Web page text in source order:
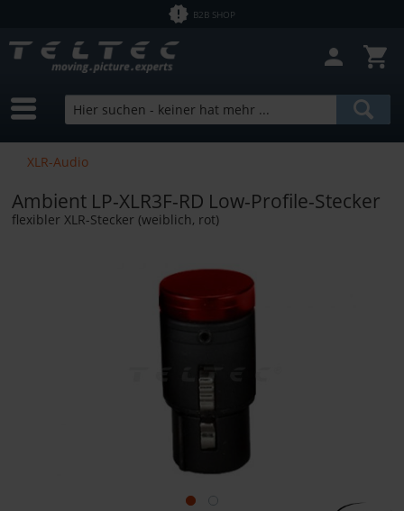
B2B SHOP
XLR-Audio
Ambient LP-XLR3F-RD Low-Profile-Stecker
flexibler XLR-Stecker (weiblich, rot)